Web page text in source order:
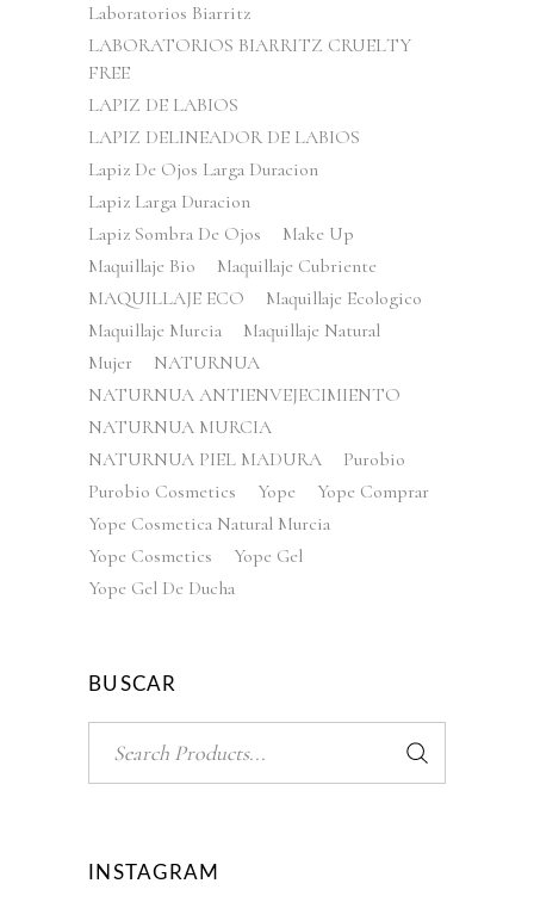
Laboratorios Biarritz
LABORATORIOS BIARRITZ CRUELTY
FREE
LAPIZ DE LABIOS
LAPIZ DELINEADOR DE LABIOS
Lapiz De Ojos Larga Duracion
Lapiz Larga Duracion
Lapiz Sombra De Ojos
Make Up
Maquillaje Bio
Maquillaje Cubriente
MAQUILLAJE ECO
Maquillaje Ecologico
Maquillaje Murcia
Maquillaje Natural
Mujer
NATURNUA
NATURNUA ANTIENVEJECIMIENTO
NATURNUA MURCIA
NATURNUA PIEL MADURA
Purobio
Purobio Cosmetics
Yope
Yope Comprar
Yope Cosmetica Natural Murcia
Yope Cosmetics
Yope Gel
Yope Gel De Ducha
BUSCAR
INSTAGRAM